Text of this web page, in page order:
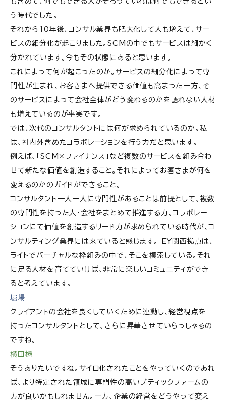
う時代でした。
それから10年後、コンサル業界も肥大化して人も増えて、サー
ビスの細分化が起こりました。SCMの中でもサービスは細かく
分かれています。今もその状態にあると思います。
これによって何が起こったのか。サービスの細分化によって専
門性が生まれ、お客さまへ提供できる価値も高まった一方、そ
のサービスによって会社全体がどう変わるのかを語れない人材
も増えているのが事実です。
では、次代のコンサルタントには何が求められているのか。私
は、社内外含めたコラボレーションを行う力だと思います。
例えば、「SCM×ファイナンス」など複数のサービスを組み合わ
せて新たな価値を創造すること。それによってお客さまが何を
変えるのかのガイドができること。
コンサルタント一人一人に専門性があることは前提として、複数
の専門性を持った人・会社をまとめて推進する力、コラボレー
ションにて価値を創造するリード力が求められている時代が、コ
ンサルティング業界には来ていると感じます。 EY関西拠点は、
ライトでバーチャルな枠組みの中で、そこを模索している。それ
に足る人材を育てていけば、非常に楽しいコミュニティができ
ると考えています。
堀場
クライアントの会社を良くしていくために連動し、経営視点を
持ったコンサルタントとして、さらに昇華させていらっしゃるの
ですね。
横田様
そうありたいですね。サイロ化されたことをやっていくのであれ
ば、より特定された領域に専門性の高いブティックファームの
方が良いかもしれません。一方、企業の経営をどうやって変え